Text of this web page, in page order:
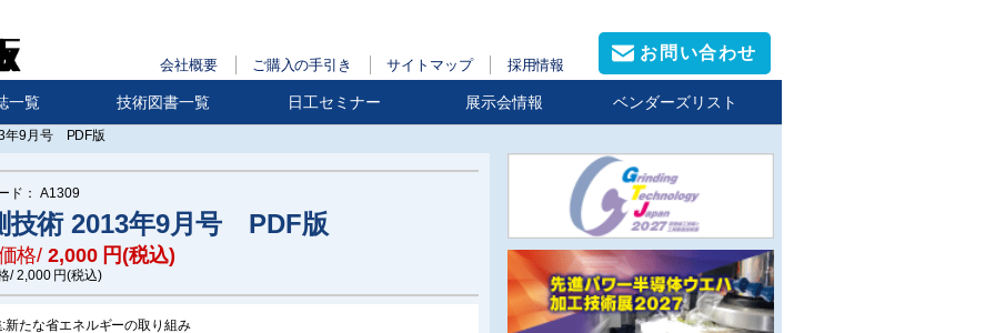
会社概要 ご購入の手引き サイトマップ 採用情報
お問い合わせ
一覧 技術図書一覧 日工セミナー 展示会情報 ベンダーズリスト
年9月号 PDF版
ド： A1309
技術 2013年9月号 PDF版
格/ 2,000円(税込)
/ 2,000円(税込)
新たな省エネルギーの取り組み